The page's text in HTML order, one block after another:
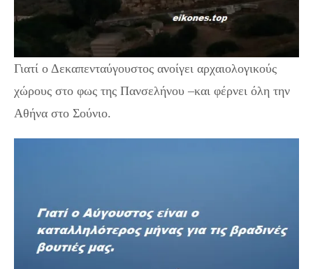
Γιατί ο Δεκαπενταύγουστος ανοίγει αρχαιολογικούς
χώρους στο φως της Πανσελήνου –και φέρνει όλη την
Αθήνα στο Σούνιο.